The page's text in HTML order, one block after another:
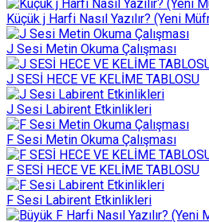
Küçük j Harfi Nasıl Yazılır? (Yeni
J Sesi Metin Okuma Çalışması
J SESİ HECE VE KELİME TABLOSU
J Sesi Labirent Etkinlikleri
F Sesi Metin Okuma Çalışması
F SESİ HECE VE KELİME TABLOSU
F Sesi Labirent Etkinlikleri